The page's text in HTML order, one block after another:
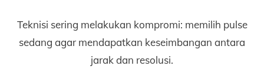
Teknisi sering melakukan kompromi: memilih pulse
sedang agar mendapatkan keseimbangan antara
jarak dan resolusi.